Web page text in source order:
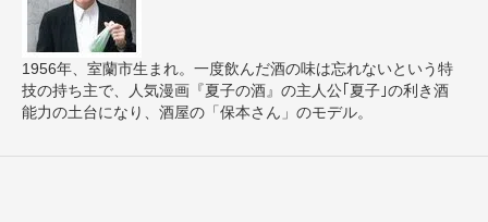
1956年、室蘭市生まれ。一度飲んだ酒の味は忘れないという特
技の持ち主で、人気漫画『夏子の酒』の主人公｢夏子｣の利き酒
能力の土台になり、酒屋の「保本さん」のモデル。